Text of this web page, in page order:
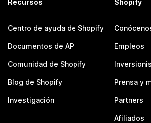
Recursos
Centro de ayuda de Shopify
Documentos de API
Comunidad de Shopify
Blog de Shopify
Investigación
Shopify
Empleos
Prensa y
Partners
Afiliados